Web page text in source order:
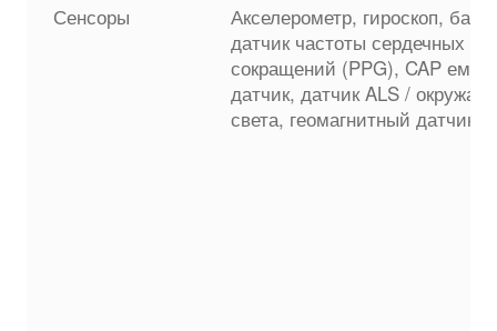
Сенсоры
Акселерометр, гироскоп,
датчик частоты сердечных
сокращений (PPG), CAP
датчик, датчик ALS /
света, геомагнитный датчик